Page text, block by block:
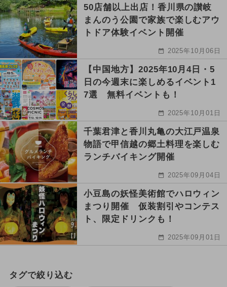
50店舗以上出店！香川県の讃岐
まんのう公園で家族で楽しむアウ
トドア体験イベント開催
2025年10月06日
【中国地方】2025年10月4日・5
日の今週末に楽しめるイベント1
7選 無料イベントも！
2025年10月01日
千葉君津と香川丸亀の大江戸温泉
物語で甲信越の郷土料理を楽しむ
ランチバイキング開催
2025年09月04日
小豆島の妖怪美術館でハロウィン
まつり開催 仮装割引やコンテス
ト、限定ドリンクも！
2025年09月01日
タグで絞り込む